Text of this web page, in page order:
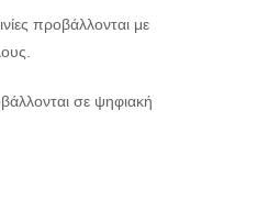
προβάλλονται με
σε ψηφιακή